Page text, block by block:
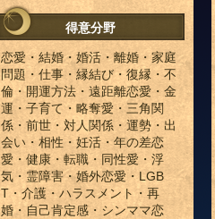
得意分野
恋愛・結婚・婚活・離婚・家庭
問題・仕事・縁結び・復縁・不
倫・開運方法・遠距離恋愛・金
運・子育て・略奪愛・三角関
係・前世・対人関係・運勢・出
会い・相性・妊活・年の差恋
愛・健康・転職・同性愛・浮
気・霊障害・婚外恋愛・LGB
T・介護・ハラスメント・再
婚・自己肯定感・シンママ恋